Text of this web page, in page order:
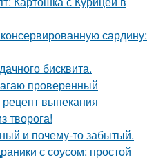
сардину:
бисквита.
проверенный
выпекания
творога!
и почему-то забытый.
с соусом: простой